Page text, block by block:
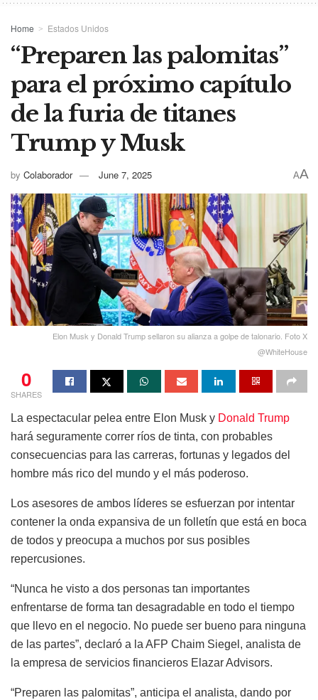
Home Estados Unidos
“Preparen las palomitas”
para el próximo capítulo
de la furia de titanes
Trump y Musk
by Colaborador June 7, 2025 AA
Elon Musk y Donald Trump sellaron su alianza a golpe de talonario. Foto X
@WhiteHouse
0
SHARES
La espectacular pelea entre Elon Musk y Donald Trump
hará seguramente correr ríos de tinta, con probables
consecuencias para las carreras, fortunas y legados del
hombre más rico del mundo y el más poderoso.
Los asesores de ambos líderes se esfuerzan por intentar
contener la onda expansiva de un folletín que está en boca
de todos y preocupa a muchos por sus posibles
repercusiones.
“Nunca he visto a dos personas tan importantes
enfrentarse de forma tan desagradable en todo el tiempo
que llevo en el negocio. No puede ser bueno para ninguna
de las partes”, declaró a la AFP Chaim Siegel, analista de
la empresa de servicios financieros Elazar Advisors.
“Preparen las palomitas”, anticipa el analista, dando por